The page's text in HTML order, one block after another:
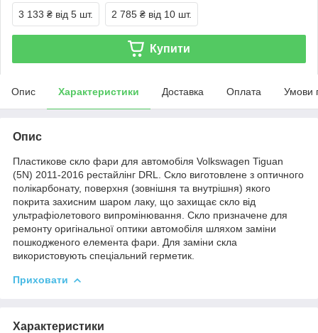
3 133 ₴ від 5 шт. 2 785 ₴ від 10 шт.
Купити
Опис Характеристики Доставка Оплата Умови
Опис
Пластикове скло фари для автомобіля Volkswagen Tiguan
(5N) 2011-2016 рестайлінг DRL. Скло виготовлене з оптичного
полікарбонату, поверхня (зовнішня та внутрішня) якого
покрита захисним шаром лаку, що захищає скло від
ультрафіолетового випромінювання. Скло призначене для
ремонту оригінальної оптики автомобіля шляхом заміни
пошкодженого елемента фари. Для заміни скла
використовують спеціальний герметик.
Приховати
Характеристики